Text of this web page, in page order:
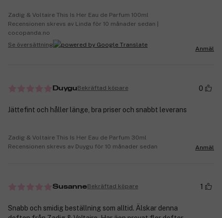
Zadig & Voltaire This Is Her Eau de Parfum 100ml
Recensionen skrevs av Linda för 10 månader sedan |
cocopanda.no
Se översättning
Anmäl
DuyguBekräftad köpare 0
Jättefint och håller länge, bra priser och snabbt leverans
Zadig & Voltaire This Is Her Eau de Parfum 30ml
Recensionen skrevs av Duygu för 10 månader sedan
Anmäl
SusanneBekräftad köpare 1
Snabb och smidig beställning som alltid. Älskar denna